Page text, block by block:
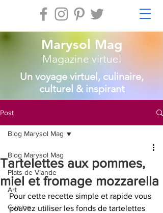
Marysol Mag
Magazine virtuel
Un voyage virtuel, culinaire,
culturel & inspirant
Post
Blog Marysol Mag
Plats de Viande
Art
Cuisine
Blog Marysol Mag
Tartelettes aux pommes,
miel et fromage mozzarella
Pour cette recette simple et rapide vous
pouvez utiliser les fonds de tartelettes